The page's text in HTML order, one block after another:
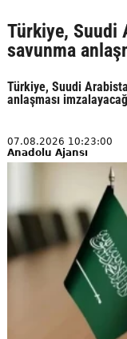
Türkiye, Suudi
savunma
Türkiye, Suudi
anlaşması
07.08.2026 10:23:00
Anadolu Ajansı